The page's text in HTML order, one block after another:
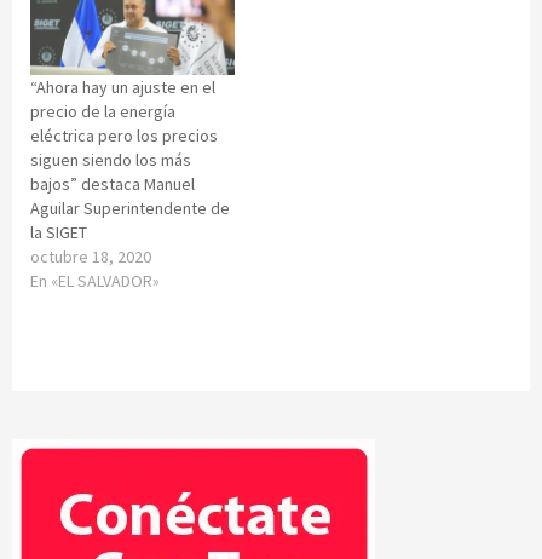
“Ahora hay un ajuste en el
precio de la energía
eléctrica pero los precios
siguen siendo los más
bajos” destaca Manuel
Aguilar Superintendente de
la SIGET
octubre 18, 2020
En «EL SALVADOR»